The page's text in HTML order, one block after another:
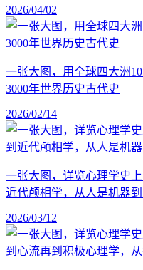
2026/04/02
一张大图，用全球四大洲
3000年世界历史古代史
2026/02/14
一张大图，详览心理学史
近代颅相学，从人是机器
2026/03/12